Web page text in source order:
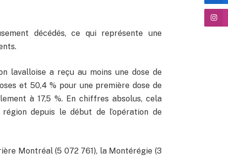
décédés, ce qui représente une
lavalloise a reçu au moins une dose de
et 50,4 % pour une première dose de
à 17,5 %. En chiffres absolus, cela
depuis le début de l’opération de
Montréal (5 072 761), la Montérégie (3